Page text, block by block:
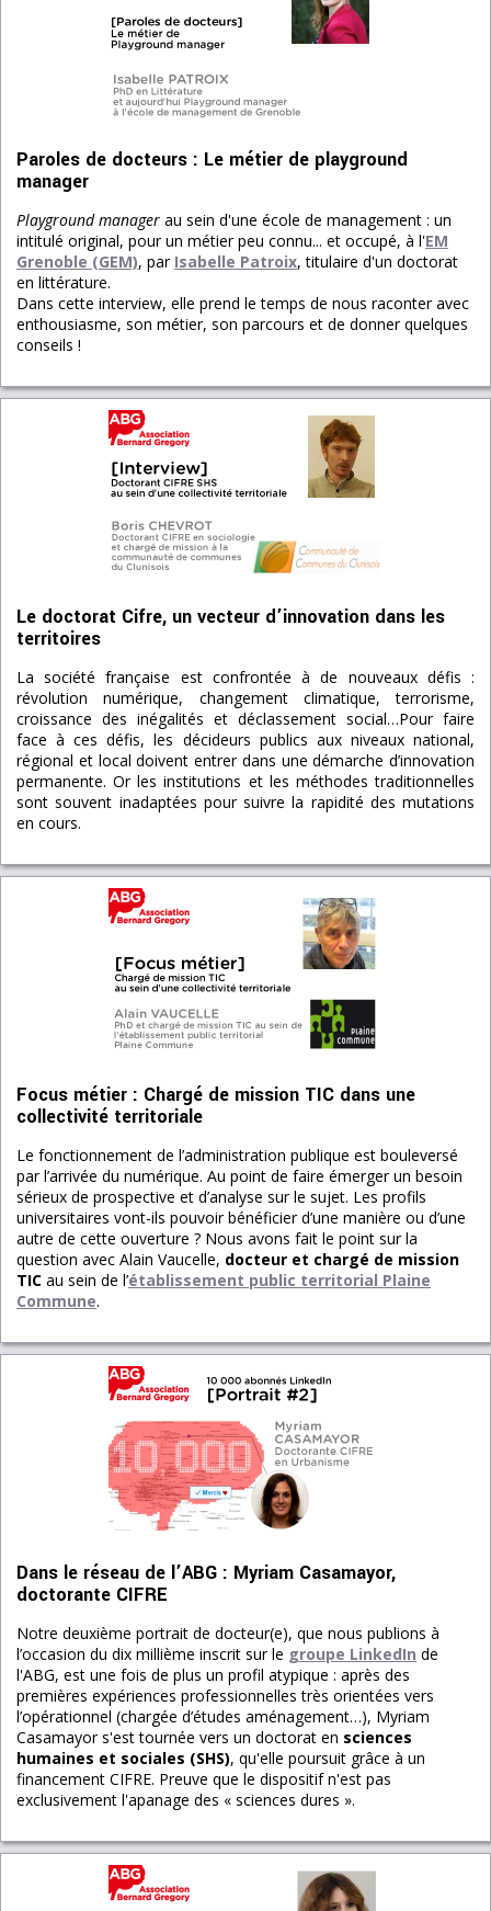
Paroles de docteurs : Le métier de playground
manager
Playground manager au sein d'une école de management : un
intitulé original, pour un métier peu connu... et occupé, à l'EM
Grenoble (GEM), par Isabelle Patroix, titulaire d'un doctorat
en littérature.
Dans cette interview, elle prend le temps de nous raconter avec
enthousiasme, son métier, son parcours et de donner quelques
conseils !
Le doctorat Cifre, un vecteur d’innovation dans les
territoires
La société française est confrontée à de nouveaux défis :
révolution numérique, changement climatique, terrorisme,
croissance des inégalités et déclassement social…Pour faire
face à ces défis, les décideurs publics aux niveaux national,
régional et local doivent entrer dans une démarche d’innovation
permanente. Or les institutions et les méthodes traditionnelles
sont souvent inadaptées pour suivre la rapidité des mutations
en cours.
Focus métier : Chargé de mission TIC dans une
collectivité territoriale
Le fonctionnement de l’administration publique est bouleversé
par l’arrivée du numérique. Au point de faire émerger un besoin
sérieux de prospective et d’analyse sur le sujet. Les profils
universitaires vont-ils pouvoir bénéficier d’une manière ou d’une
autre de cette ouverture ? Nous avons fait le point sur la
question avec Alain Vaucelle, docteur et chargé de mission
TIC au sein de l’établissement public territorial Plaine
Commune.
Dans le réseau de l’ABG : Myriam Casamayor,
doctorante CIFRE
Notre deuxième portrait de docteur(e), que nous publions à
l’occasion du dix millième inscrit sur le groupe LinkedIn de
l'ABG, est une fois de plus un profil atypique : après des
premières expériences professionnelles très orientées vers
l’opérationnel (chargée d’études aménagement…), Myriam
Casamayor s'est tournée vers un doctorat en sciences
humaines et sociales (SHS), qu'elle poursuit grâce à un
financement CIFRE. Preuve que le dispositif n'est pas
exclusivement l'apanage des « sciences dures ».